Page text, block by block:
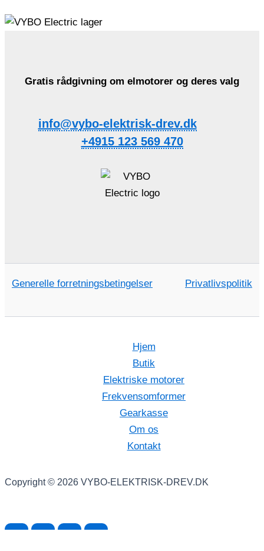
Gratis rådgivning om elmotorer og deres valg
info@vybo-elektrisk-drev.dk
+4915 123 569 470
Generelle forretningsbetingelser Privatlivspolitik
Hjem
Butik
Elektriske motorer
Frekvensomformer
Gearkasse
Om os
Kontakt
Copyright © 2026 VYBO-ELEKTRISK-DREV.DK